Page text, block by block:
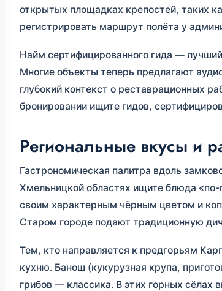
открытых площадках крепостей, таких
регистрировать маршрут полёта у
Найм сертифицированного гида —
Многие объекты теперь предлагают
глубокий контекст о реставрационных
бронировании ищите гидов,
Региональные вкусы и
Гастрономическая палитра вдоль
Хмельницкой областях ищите блюда «по-
своим характерным чёрным цветом и
Старом городе подают традиционную
Тем, кто направляется к предгорьям
кухню. Банош (кукурузная крупа,
грибов — классика. В этих горных